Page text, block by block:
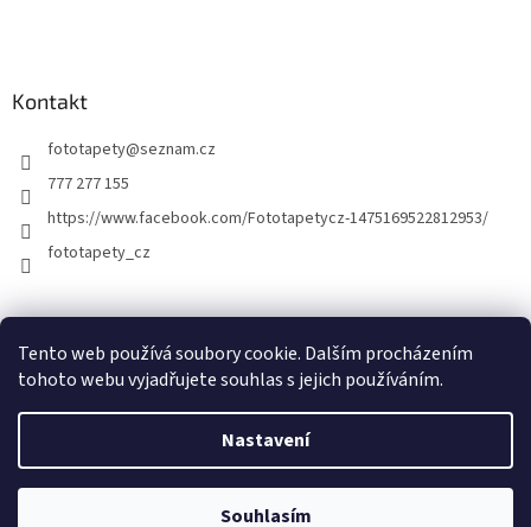
Tento web používá soubory cookie. Dalším procházením
tohoto webu vyjadřujete souhlas s jejich používáním.
Nastavení
Souhlasím
Kontakt
fototapety@seznam.cz
777 277 155
https://www.facebook.com/Fototapetycz-1475169522812953/
fototapety_cz
Vytvořil Shoptet
FOTOTAPETY.CZ. Všechna práva vyhrazena.